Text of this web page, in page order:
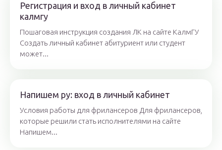
Регистрация и вход в личный кабинет
калмгу
Пошаговая инструкция создания ЛК на сайте КалмГУ
Создать личный кабинет абитуриент или студент
может...
Напишем ру: вход в личный кабинет
Условия работы для фрилансеров Для фрилансеров,
которые решили стать исполнителями на сайте
Напишем...